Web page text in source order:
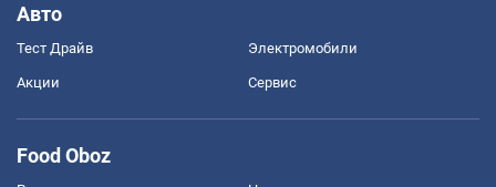
Авто
Тест Драйв Электромобили
Акции Сервис
Food Oboz